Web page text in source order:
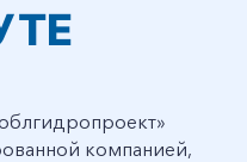
компанией,